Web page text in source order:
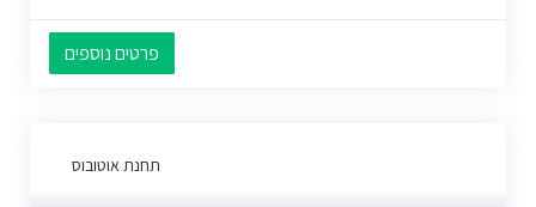
פרטים נוספים
תחנת אוטובוס